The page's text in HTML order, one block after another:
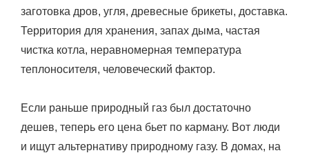
заготовка дров, угля, древесные брикеты, доставка.
Территория для хранения, запах дыма, частая
чистка котла, неравномерная температура
теплоносителя, человеческий фактор.
Если раньше природный газ был достаточно
дешев, теперь его цена бьет по карману. Вот люди
и ищут альтернативу природному газу. В домах, на